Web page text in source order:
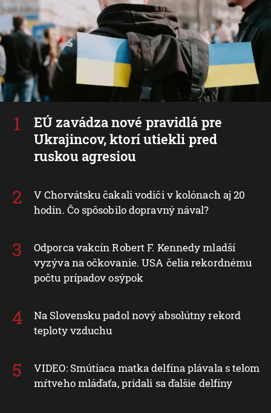
EÚ zavádza nové pravidlá pre
Ukrajincov, ktorí utiekli pred
ruskou agresiou
V Chorvátsku čakali vodiči v kolónach aj 20
hodín. Čo spôsobilo dopravný nával?
Odporca vakcín Robert F. Kennedy mladší
vyzýva na očkovanie. USA čelia rekordnému
počtu prípadov osýpok
Na Slovensku padol nový absolútny rekord
teploty vzduchu
VIDEO: Smútiaca matka delfína plávala s telom
mŕtveho mláďaťa, pridali sa ďalšie delfíny